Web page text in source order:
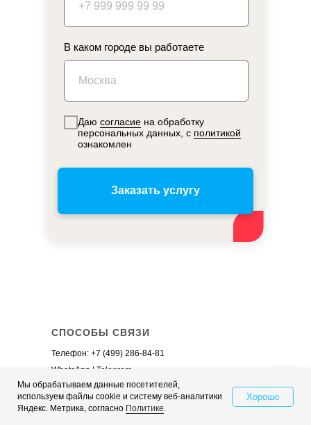
В каком городе вы работаете
Даю согласие на обработку
персональных данных, с политикой
ознакомлен
Заказать услугу
+
СПОСОБЫ СВЯЗИ
Телефон:
WhatsApp
Телефон: +7 (499) 286-84-81
WhatsApp | Telegram
E-mail:info@sv-digital.com
Адрес: Рязанский просп., 10, стр. 18
ПРЕДЛАГАЕМ
Настройка контекстной рекламы
Стоимость контекстной рекламы
Настройка рекламы в Яндекс.Директ
Аудит контекстной рекламы
Свяжитесь с нами
Мы обрабатываем данные посетителей,
используем файлы cookie и систему веб-аналитики
Яндекс. Метрика, согласно Политике.
Хорошо